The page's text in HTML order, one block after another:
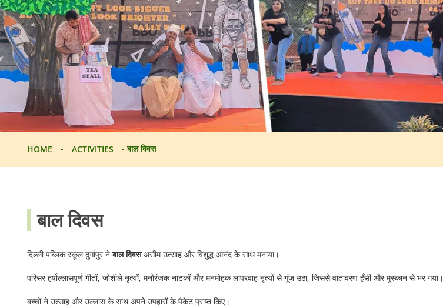
HOME - ACTIVITIES -बाल दिवस
बाल दिवस
दिल्ली पब्लिक स्कूल दुर्गापुर नेबाल दिवसअसीम उत्साह और विशुद्ध आनंद के साथ मनाया।
परिसर हर्षोल्लासपूर्ण गीतों, जोशीले नृत्यों, मनोरंजक नाटकों और मनमोहक लापरवाह नृत्यों से गूंज उठा, जिससे वातावरण हँसी और मुस्कान से भर गया।
बच्चों ने उत्साह और उल्लास के साथ अपने उपहारों के पैकेट प्राप्त किए।